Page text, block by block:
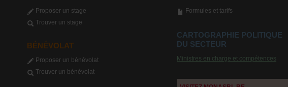
Proposer un stage
Trouver un stage
BÉNÉVOLAT
Proposer un bénévolat
Trouver un bénévolat
Formules et tarifs
CARTOGRAPHIE POLITIQUE
DU SECTEUR
Ministres en charge et compétences